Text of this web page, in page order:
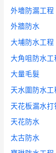
外墻防漏工程
外牆防水
大埔防水工程
大角咀防水工
大量毛髮
天水圍防水工
天花板漏水打
天花防水
太古防水